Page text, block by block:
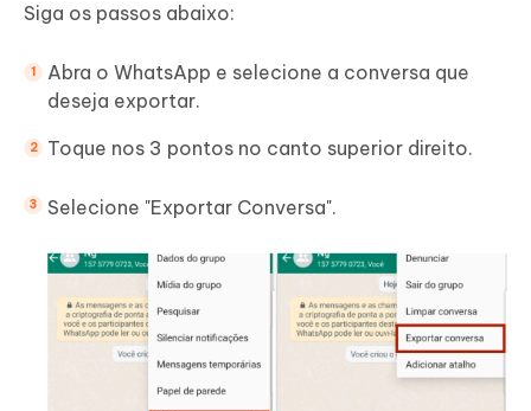
Siga os passos abaixo:
Abra o WhatsApp e selecione a conversa que
deseja exportar.
Toque nos 3 pontos no canto superior direito.
Selecione "Exportar Conversa".